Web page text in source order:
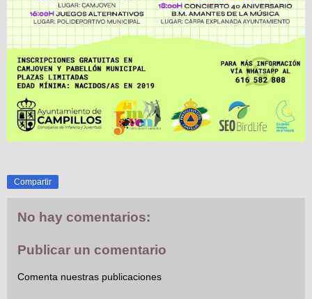
Compartir
No hay comentarios:
Publicar un comentario
Comenta nuestras publicaciones